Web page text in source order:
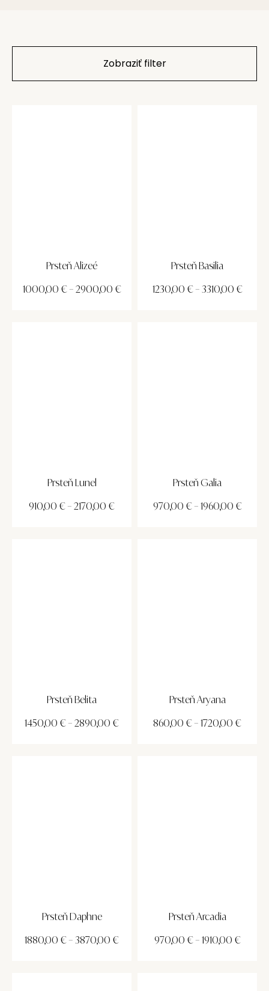
Zobraziť filter
Prsteň Alizeé
1000,00 € – 2900,00 €
Prsteň Basilia
1230,00 € – 3310,00 €
Prsteň Lunel
910,00 € – 2170,00 €
Prsteň Galia
970,00 € – 1960,00 €
Prsteň Belita
1450,00 € – 2890,00 €
Prsteň Aryana
860,00 € – 1720,00 €
Prsteň Daphne
1880,00 € – 3870,00 €
Prsteň Arcadia
970,00 € – 1910,00 €